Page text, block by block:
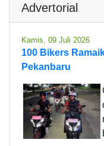
Advertorial
Kamis, 09 Juli 2026
100 Bikers
Pekanbaru